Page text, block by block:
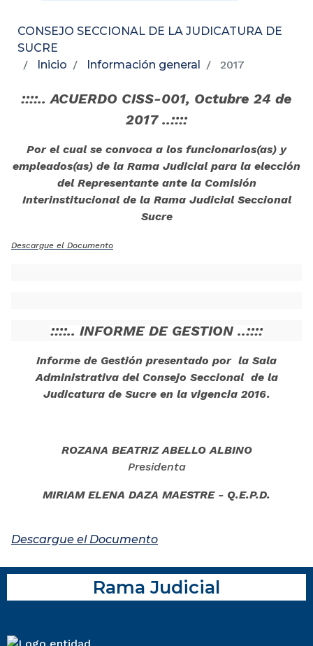
CONSEJO SECCIONAL DE LA JUDICATURA DE
SUCRE
Inicio
Información general 2017
::::.. ACUERDO CISS-001, Octubre 24 de
2017 ..::::
Por el cual se convoca a los funcionarios(as) y
empleados(as) de la Rama Judicial para la elección
del Representante ante la Comisión
Interinstitucional de la Rama Judicial Seccional
Sucre
Descargue el Documento
::::.. INFORME DE GESTION ..::::
Informe de Gestión presentado por la Sala
Administrativa del Consejo Seccional de la
Judicatura de Sucre en la vigencia 2016.
ROZANA BEATRIZ ABELLO ALBINO
Presidenta
MIRIAM ELENA DAZA MAESTRE - Q.E.P.D.
Descargue el Documento
Rama Judicial